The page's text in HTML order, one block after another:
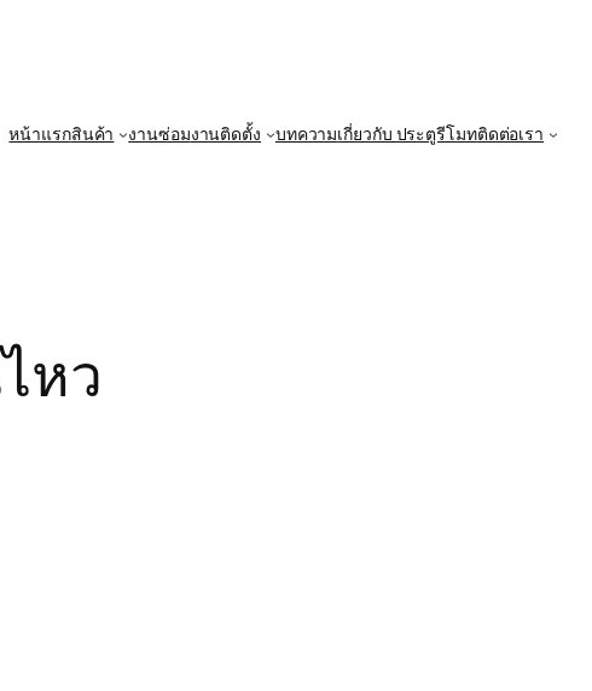
หน้าแรกสินค้า งานซ่อมงานติดตั้ง บทความเกี่ยวกับ ประตูรีโมทติดต่อเรา
หว